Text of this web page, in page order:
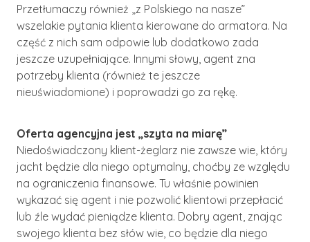
Przetłumaczy również „z Polskiego na nasze”
wszelakie pytania klienta kierowane do armatora. Na
część z nich sam odpowie lub dodatkowo zada
jeszcze uzupełniające. Innymi słowy, agent zna
potrzeby klienta (również te jeszcze
nieuświadomione) i poprowadzi go za rękę.
Oferta agencyjna jest „szyta na miarę”
Niedoświadczony klient-żeglarz nie zawsze wie, który
jacht będzie dla niego optymalny, choćby ze względu
na ograniczenia finansowe. Tu właśnie powinien
wykazać się agent i nie pozwolić klientowi przepłacić
lub źle wydać pieniądze klienta. Dobry agent, znając
swojego klienta bez słów wie, co będzie dla niego